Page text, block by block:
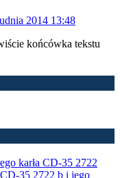
2014 13:48
końcówka tekstu